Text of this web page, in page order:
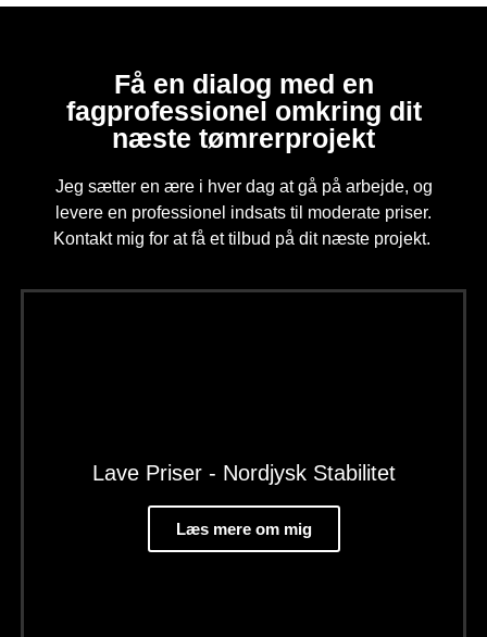
Få en dialog med en
fagprofessionel omkring dit
næste tømrerprojekt
Jeg sætter en ære i hver dag at gå på arbejde, og
levere en professionel indsats til moderate priser.
Kontakt mig for at få et tilbud på dit næste projekt.
Lave Priser - Nordjysk Stabilitet
Læs mere om mig